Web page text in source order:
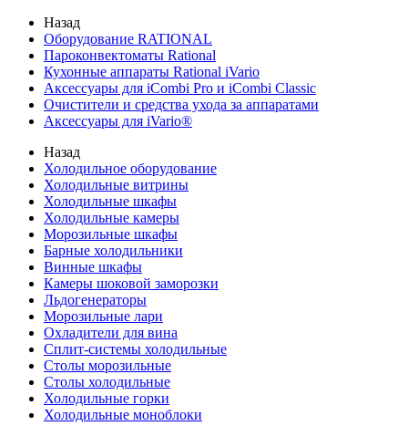
Назад
Оборудование RATIONAL
Пароконвектоматы Rational
Кухонные аппараты Rational iVario
Аксессуары для iCombi Pro и iCombi Classic
Очистители и средства ухода за аппаратами
Аксессуары для iVario®
Назад
Холодильное оборудование
Холодильные витрины
Холодильные шкафы
Холодильные камеры
Морозильные шкафы
Барные холодильники
Винные шкафы
Камеры шоковой заморозки
Льдогенераторы
Морозильные лари
Охладители для вина
Сплит-системы холодильные
Столы морозильные
Столы холодильные
Холодильные горки
Холодильные моноблоки